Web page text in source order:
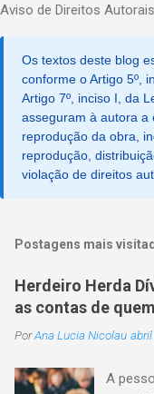
Aviso de Direitos Autorais
Os textos deste blog
conforme o Artigo 5º,
Artigo 7º, inciso I, da
asseguram à autora a
reprodução da obra,
reprodução,
violação de direitos
Postagens mais
Herdeiro Herda
as contas de
PorAna Lucia Nicolau
A